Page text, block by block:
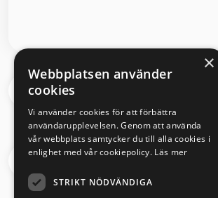
Segloravägen 6 504 64 Borås
033 - 430 08 00
×
Webbplatsen använder
cookies
Vi använder cookies för att förbättra
användarupplevelsen. Genom att använda
vår webbplats samtycker du till alla cookies i
enlighet med vår cookiepolicy. Läs mer
STRIKT NÖDVÄNDIGA